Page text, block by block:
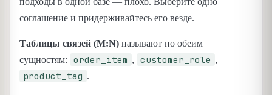
соглашение и придерживайтесь его везде.
Таблицы связей (M:N) называют по обеим
сущностям:
order_item , customer_role ,
product_tag .